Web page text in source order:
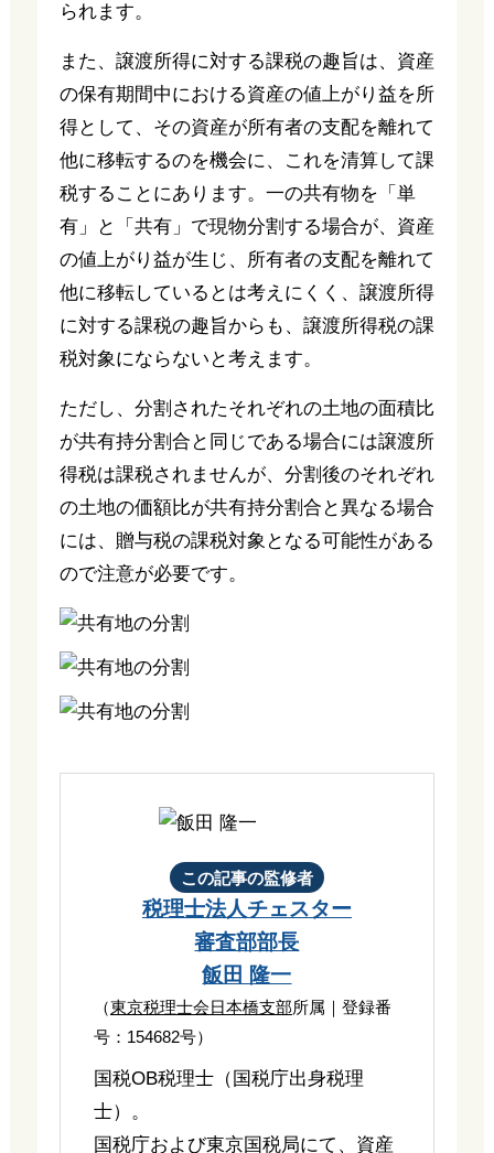
られます。
また、譲渡所得に対する課税の趣旨は、資産
の保有期間中における資産の値上がり益を所
得として、その資産が所有者の支配を離れて
他に移転するのを機会に、これを清算して課
税することにあります。一の共有物を「単
有」と「共有」で現物分割する場合が、資産
の値上がり益が生じ、所有者の支配を離れて
他に移転しているとは考えにくく、譲渡所得
に対する課税の趣旨からも、譲渡所得税の課
税対象にならないと考えます。
ただし、分割されたそれぞれの土地の面積比
が共有持分割合と同じである場合には譲渡所
得税は課税されませんが、分割後のそれぞれ
の土地の価額比が共有持分割合と異なる場合
には、贈与税の課税対象となる可能性がある
ので注意が必要です。
この記事の監修者
税理士法人チェスター
審査部部長
飯田 隆一
（東京税理士会日本橋支部所属｜登録番
号：154682号）
国税OB税理士（国税庁出身税理
士）。
国税庁および東京国税局にて、資産